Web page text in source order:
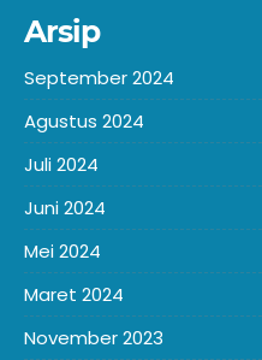
Arsip
September 2024
Agustus 2024
Juli 2024
Juni 2024
Mei 2024
Maret 2024
November 2023